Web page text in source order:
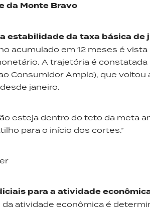
da Monte Bravo
estabilidade da taxa básica de
acumulado em 12 meses é
A trajetória é constatada
Consumidor Amplo), que
janeiro.
esteja dentro do teto da meta
para o início dos cortes.”
para a atividade
atividade econômica é